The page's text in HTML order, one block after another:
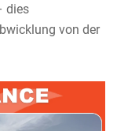
dies
von der